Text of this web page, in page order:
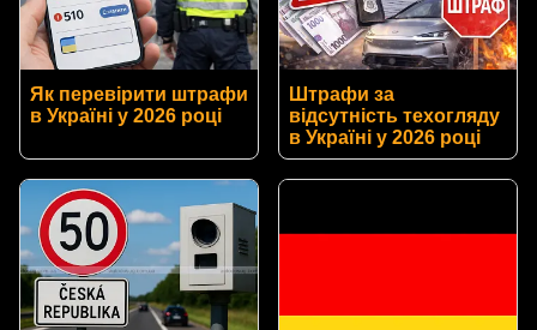
Як перевірити штрафи
в Україні у 2026 році
Штрафи за
відсутність техогляду
в Україні у 2026 році